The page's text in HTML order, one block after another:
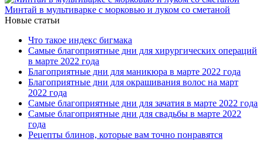
Минтай в мультиварке с морковью и луком со сметаной
Новые статьи
Что такое индекс бигмака
Самые благоприятные дни для хирургических операций
в марте 2022 года
Благоприятные дни для маникюра в марте 2022 года
Благоприятные дни для окрашивания волос на март
2022 года
Самые благоприятные дни для зачатия в марте 2022 года
Самые благоприятные дни для свадьбы в марте 2022
года
Рецепты блинов, которые вам точно понравятся